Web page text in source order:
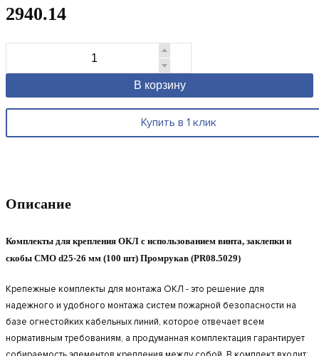
2940.14
В корзину
Купить в 1 клик
Описание
Комплекты для крепления ОКЛ с использованием винта, заклепки и
скобы СМО d25-26 мм (100 шт) Промрукав (PR08.5029)
Крепежные комплекты для монтажа ОКЛ - это решение для
надежного и удобного монтажа систем пожарной безопасности на
базе огнестойких кабельных линий, которое отвечает всем
нормативным требованиям, а продуманная комплектация гарантирует